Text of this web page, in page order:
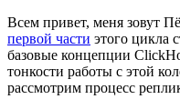
Всем привет, меня зовут
первой части этого цикла
базовые концепции
тонкости работы с этой
рассмотрим процесс